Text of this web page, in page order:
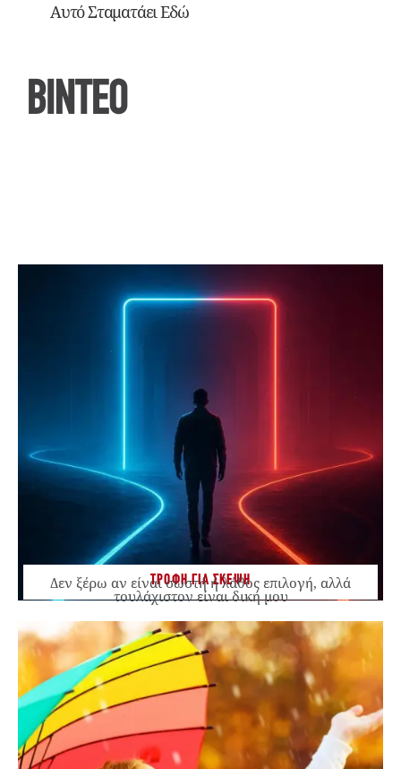
Αυτό Σταματάει Εδώ
ΒΙΝΤΕΟ
ΤΡΟΦΗ ΓΙΑ ΣΚΕΨΗ
Δεν ξέρω αν είναι σωστή ή λάθος επιλογή, αλλά
τουλάχιστον είναι δική μου